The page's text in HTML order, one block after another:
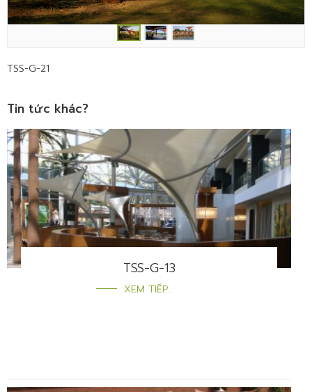
TSS-G-21
Tin tức khác?
TSS-G-13
XEM TIẾP...